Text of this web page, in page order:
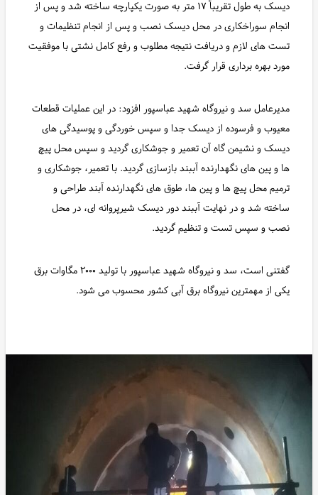
دیسک به طول تقریباً ۱۷ متر به صورت یکپارچه ساخته شد و پس از
انجام سوراخکاری در محل دیسک نصب و پس از انجام تنظیمات و
تست های لازم و دریافت نتیجه مطلوب و رفع کامل نشتی با موفقیت
مورد بهره برداری قرار گرفت.
مدیرعامل سد و نیروگاه شهید عباسپور افزود: در این عملیات قطعات
معیوب و فرسوده از دیسک جدا و سپس خوردگی و پوسیدگی های
دیسک و نشیمن گاه آن تعمیر و جوشکاری گردید و سپس محل پیچ
ها و پین های نگهدارنده آببند بازسازی گردید. با تعمیر، جوشکاری و
ترمیم محل پیچ ها و پین ها، طوق های نگهدارنده آبند طراحی و
ساخته شد و در نهایت آببند دور دیسک شیرپروانه ای، در محل
نصب و سپس تست و تنظیم گردید.
گفتنی است، سد و نیروگاه شهید عباسپور با تولید ۲۰۰۰ مگاوات برق
یکی از مهمترین نیروگاه برق آبی کشور محسوب می شود.